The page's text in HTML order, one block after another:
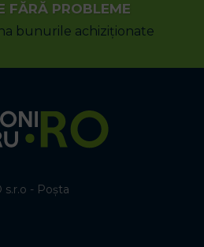
FĂRĂ PROBLEME
bunurile achiziționate
s.r.o - Poșta